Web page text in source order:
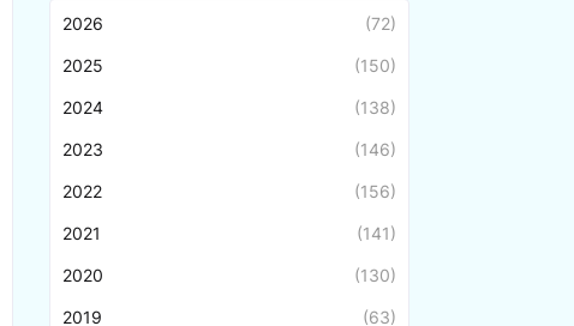
2026 (72)
2025 (150)
2024 (138)
2023 (146)
2022 (156)
2021 (141)
2020 (130)
2019 (63)